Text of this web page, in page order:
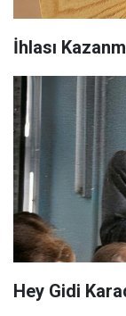
İhlası
Hey Gidi